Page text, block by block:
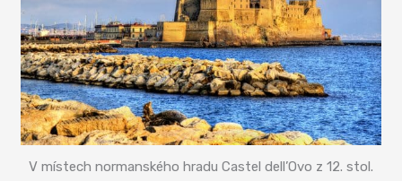
V místech normanského hradu Castel dell’Ovo z 12. stol.